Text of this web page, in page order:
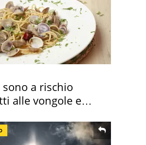
a rischio
alle vongole e